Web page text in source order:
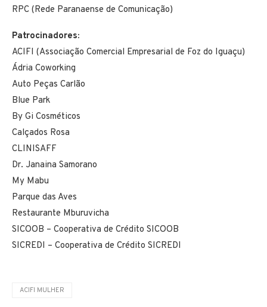
RPC (Rede Paranaense de Comunicação)
Patrocinadores:
ACIFI (Associação Comercial Empresarial de Foz do Iguaçu)
Ádria Coworking
Auto Peças Carlão
Blue Park
By Gi Cosméticos
Calçados Rosa
CLINISAFF
Dr. Janaina Samorano
My Mabu
Parque das Aves
Restaurante Mburuvicha
SICOOB – Cooperativa de Crédito SICOOB
SICREDI – Cooperativa de Crédito SICREDI
ACIFI MULHER